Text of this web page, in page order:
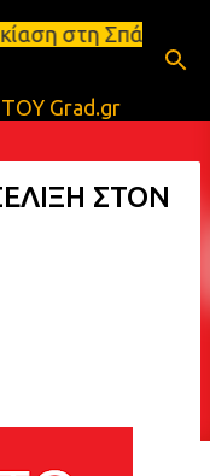
Ενοικιάσεις
Grad.gr
ΣΤΟΝ